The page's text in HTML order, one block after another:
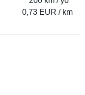
0,73 EUR / km